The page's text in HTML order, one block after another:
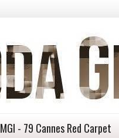
MGI - 79 Cannes Red Carpet